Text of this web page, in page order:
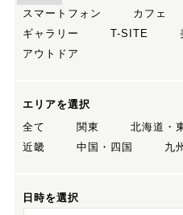
スマートフォン
カフェ
ギャラリー
T-SITE
アウトドア
エリアを選択
全て
関東 北海道・
近畿
中国・四国 九
日時を選択